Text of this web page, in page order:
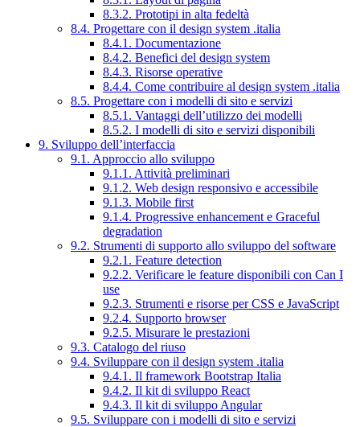
8.3.2. Prototipi in alta fedeltà
8.4. Progettare con il design system .italia
8.4.1. Documentazione
8.4.2. Benefici del design system
8.4.3. Risorse operative
8.4.4. Come contribuire al design system .italia
8.5. Progettare con i modelli di sito e servizi
8.5.1. Vantaggi dell’utilizzo dei modelli
8.5.2. I modelli di sito e servizi disponibili
9. Sviluppo dell’interfaccia
9.1. Approccio allo sviluppo
9.1.1. Attività preliminari
9.1.2. Web design responsivo e accessibile
9.1.3. Mobile first
9.1.4. Progressive enhancement e Graceful
degradation
9.2. Strumenti di supporto allo sviluppo del software
9.2.1. Feature detection
9.2.2. Verificare le feature disponibili con Can I
use
9.2.3. Strumenti e risorse per CSS e JavaScript
9.2.4. Supporto browser
9.2.5. Misurare le prestazioni
9.3. Catalogo del riuso
9.4. Sviluppare con il design system .italia
9.4.1. Il framework Bootstrap Italia
9.4.2. Il kit di sviluppo React
9.4.3. Il kit di sviluppo Angular
9.5. Sviluppare con i modelli di sito e servizi